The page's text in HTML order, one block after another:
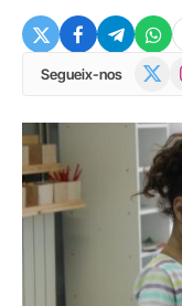
Segueix-nos